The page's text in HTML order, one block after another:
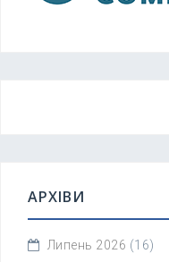
АРХІВИ
Липень 2026 (16)